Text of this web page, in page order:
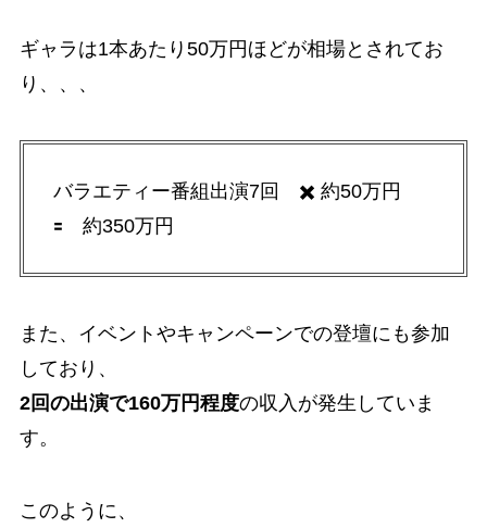
ギャラは1本あたり50万円ほどが相場とされてお
り、、、
バラエティー番組出演7回 ✖️ 約50万円
🟰 約350万円
また、イベントやキャンペーンでの登壇にも参加
しており、
2回の出演で160万円程度の収入が発生していま
す。
このように、